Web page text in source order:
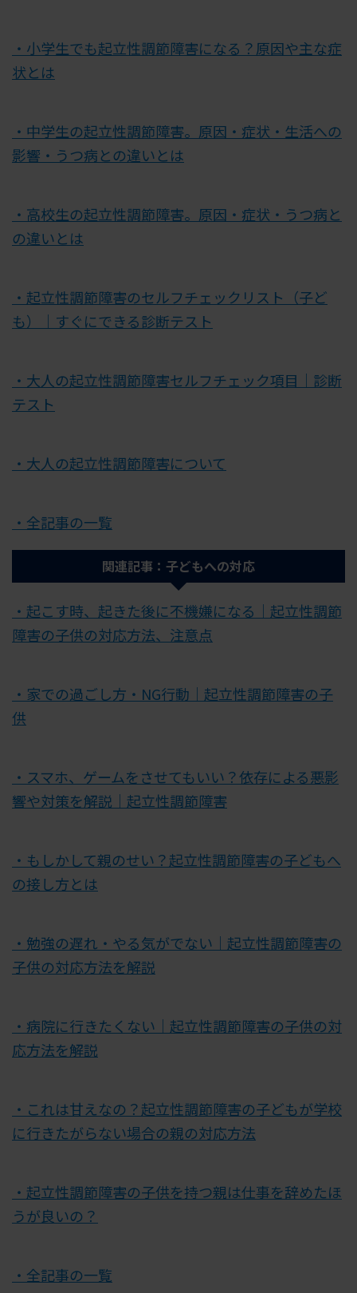
・小学生でも起立性調節障害になる？原因や主な症
状とは
・中学生の起立性調節障害。原因・症状・生活への
影響・うつ病との違いとは
・高校生の起立性調節障害。原因・症状・うつ病と
の違いとは
・起立性調節障害のセルフチェックリスト（子ど
も）｜すぐにできる診断テスト
・大人の起立性調節障害セルフチェック項目｜診断
テスト
・大人の起立性調節障害について
・全記事の一覧
関連記事：子どもへの対応
・起こす時、起きた後に不機嫌になる｜起立性調節
障害の子供の対応方法、注意点
・家での過ごし方・NG行動｜起立性調節障害の子
供
・スマホ、ゲームをさせてもいい？依存による悪影
響や対策を解説｜起立性調節障害
・もしかして親のせい？起立性調節障害の子どもへ
の接し方とは
・勉強の遅れ・やる気がでない｜起立性調節障害の
子供の対応方法を解説
・病院に行きたくない｜起立性調節障害の子供の対
応方法を解説
・これは甘えなの？起立性調節障害の子どもが学校
に行きたがらない場合の親の対応方法
・起立性調節障害の子供を持つ親は仕事を辞めたほ
うが良いの？
・全記事の一覧